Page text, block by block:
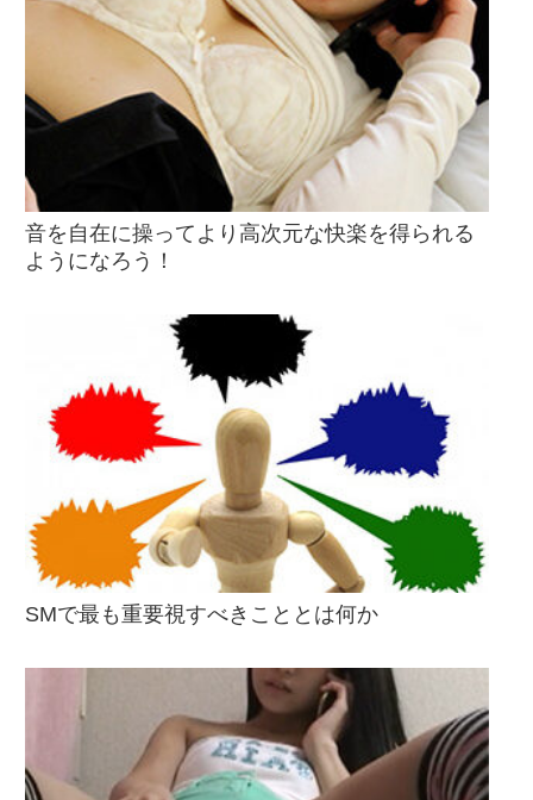
音を自在に操ってより高次元な快楽を得られる
ようになろう！
SMで最も重要視すべきこととは何か